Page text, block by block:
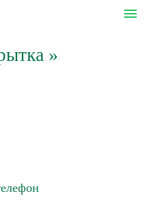
menu
»